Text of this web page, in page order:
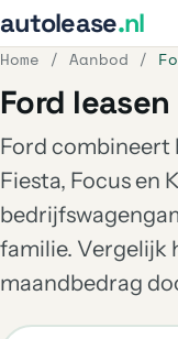
autolease.nl
Home / Aanbod /
Ford leasen
Ford combineert
Fiesta, Focus en
familie. Vergelijk
maandbedrag